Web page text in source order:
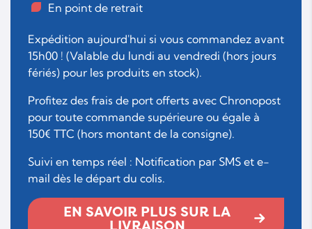
En point de retrait
Expédition aujourd'hui si vous commandez avant
15h00 ! (Valable du lundi au vendredi (hors jours
fériés) pour les produits en stock).
Profitez des frais de port offerts avec Chronopost
pour toute commande supérieure ou égale à
150€ TTC (hors montant de la consigne).
Suivi en temps réel : Notification par SMS et e-
mail dès le départ du colis.
EN SAVOIR PLUS SUR LA